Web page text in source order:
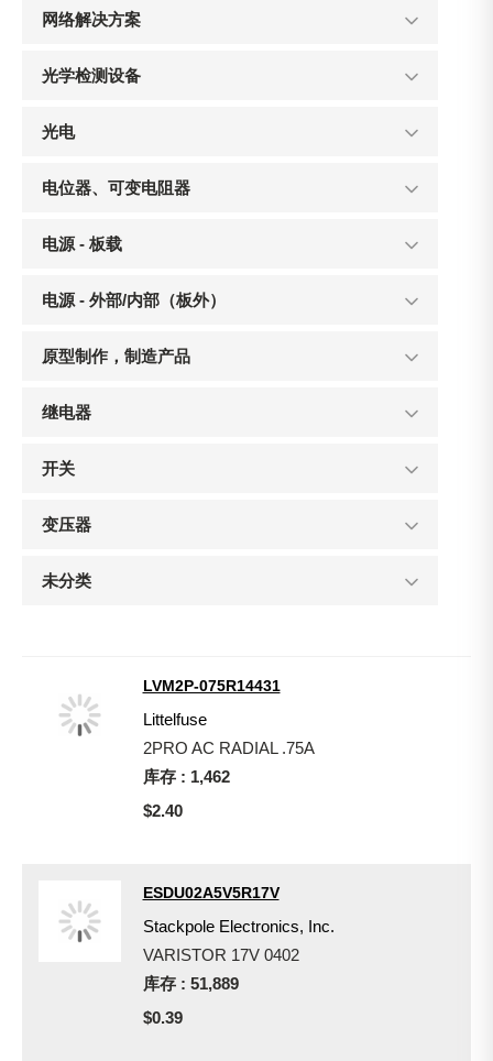
网络解决方案
光学检测设备
光电
电位器、可变电阻器
电源 - 板载
电源 - 外部/内部（板外）
原型制作，制造产品
继电器
开关
变压器
未分类
LVM2P-075R14431
Littelfuse
2PRO AC RADIAL .75A
库存 : 1,462
$2.40
ESDU02A5V5R17V
Stackpole Electronics, Inc.
VARISTOR 17V 0402
库存 : 51,889
$0.39